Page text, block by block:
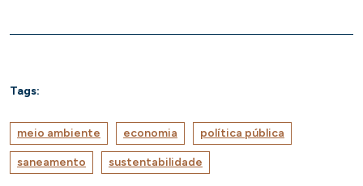
Tags:
meio ambiente economia política pública
saneamento sustentabilidade